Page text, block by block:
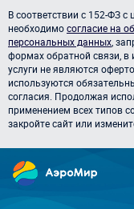
В соответствии с 152-ФЗ с
необходимосогласие на
персональных данных ,
формах обратной связи,
услуги не являются
используются
согласия. Продолжая
применением всех типов
закройте сайт или